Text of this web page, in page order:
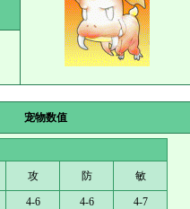
宠物数值
攻 防 敏
4-6 4-6 4-7